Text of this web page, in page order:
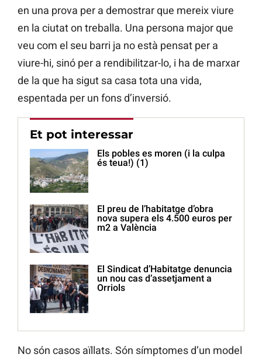
en una prova per a demostrar que mereix viure
en la ciutat on treballa. Una persona major que
veu com el seu barri ja no està pensat per a
viure-hi, sinó per a rendibilitzar-lo, i ha de marxar
de la que ha sigut sa casa tota una vida,
espentada per un fons d’inversió.
Et pot interessar
Els pobles es moren (i la culpa
és teua!) (1)
El preu de l’habitatge d’obra
nova supera els 4.500 euros per
m2 a València
El Sindicat d’Habitatge denuncia
un nou cas d’assetjament a
Orriols
No són casos aïllats. Són símptomes d’un model